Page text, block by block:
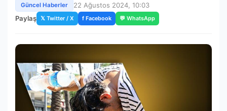
Güncel Haberler
22 Ağustos 2024, 10:03
Paylaş 𝕏 Twitter / X f Facebook 💬 WhatsApp